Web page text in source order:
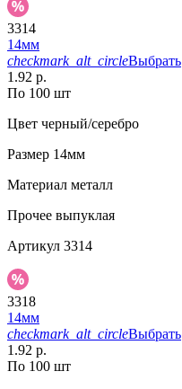
3314
14мм
checkmark_alt_circleВыбрать
1.92 р.
По 100 шт
Цвет черный/серебро
Размер 14мм
Материал металл
Прочее выпуклая
Артикул 3314
3318
14мм
checkmark_alt_circleВыбрать
1.92 р.
По 100 шт